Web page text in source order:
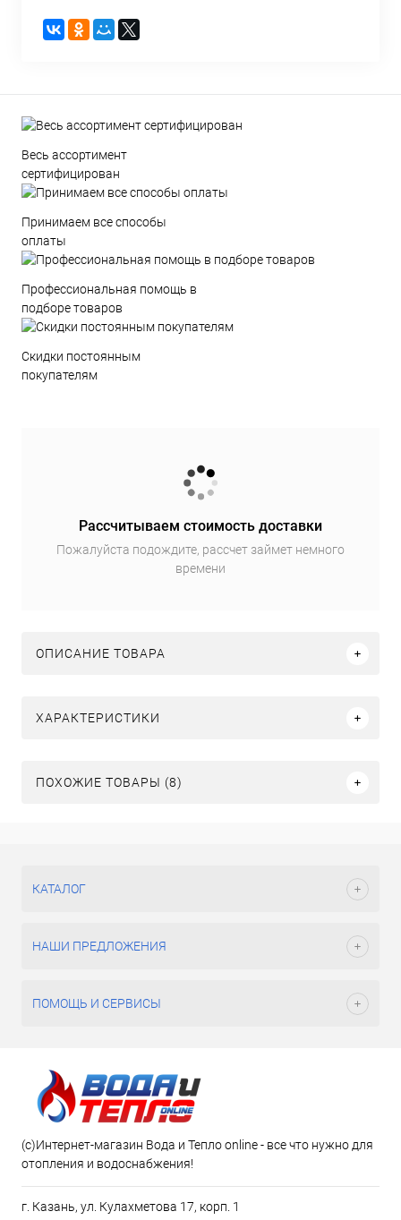
Весь ассортимент
сертифицирован
Принимаем все способы
оплаты
Профессиональная помощь в
подборе товаров
Скидки постоянным
покупателям
Рассчитываем стоимость доставки
Пожалуйста подождите, рассчет займет немного
времени
ОПИСАНИЕ ТОВАРА
ХАРАКТЕРИСТИКИ
ПОХОЖИЕ ТОВАРЫ (8)
КАТАЛОГ
НАШИ ПРЕДЛОЖЕНИЯ
ПОМОЩЬ И СЕРВИСЫ
(c)Интернет-магазин Вода и Тепло online - все что нужно для
отопления и водоснабжения!
г. Казань, ул. Кулахметова 17, корп. 1